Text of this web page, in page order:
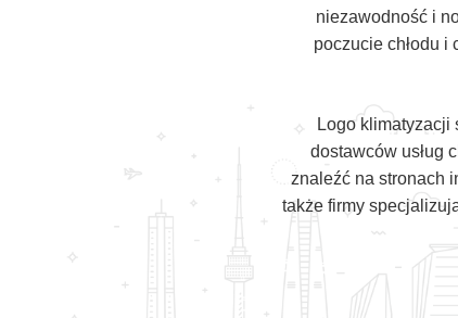
niezawodność i
poczucie chłodu i
Logo
dostawców usług
znaleźć na stronach
także firmy